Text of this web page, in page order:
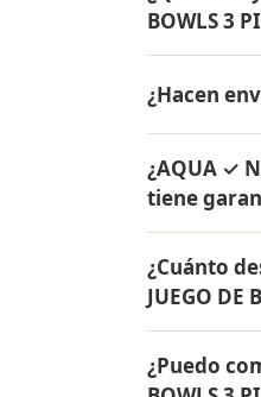
BOWLS 3
de agua
originales
¿Hacen
BOWLS 3
¿AQUA ✓
tiene
JUEGO DE
originales
¿Cuánto
JUEGO DE
de
¿Puedo